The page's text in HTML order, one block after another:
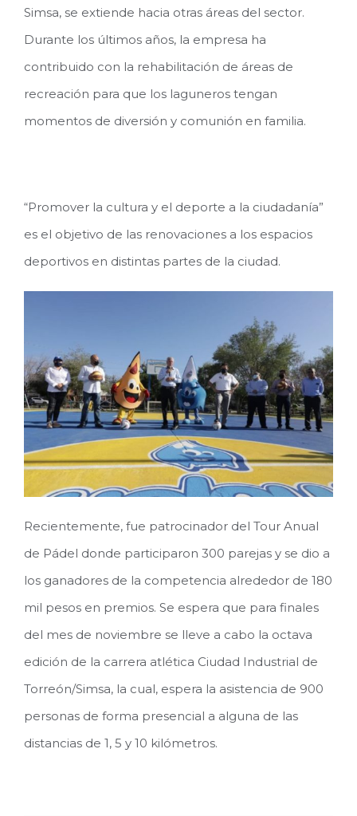
Simsa, se extiende hacia otras áreas del sector.
Durante los últimos años, la empresa ha
contribuido con la rehabilitación de áreas de
recreación para que los laguneros tengan
momentos de diversión y comunión en familia.
“Promover la cultura y el deporte a la ciudadanía”
es el objetivo de las renovaciones a los espacios
deportivos en distintas partes de la ciudad.
Recientemente, fue patrocinador del Tour Anual
de Pádel donde participaron 300 parejas y se dio a
los ganadores de la competencia alrededor de 180
mil pesos en premios. Se espera que para finales
del mes de noviembre se lleve a cabo la octava
edición de la carrera atlética Ciudad Industrial de
Torreón/Simsa, la cual, espera la asistencia de 900
personas de forma presencial a alguna de las
distancias de 1, 5 y 10 kilómetros.